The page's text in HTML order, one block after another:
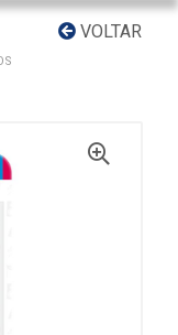
VOLTAR